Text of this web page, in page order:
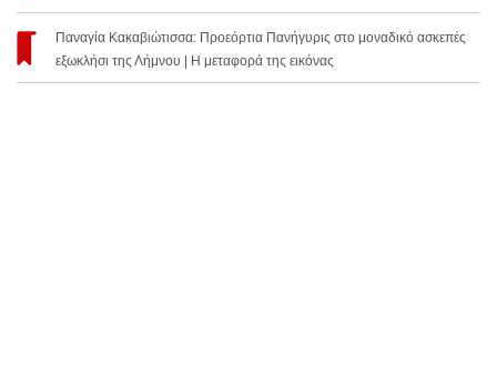
Παναγία Κακαβιώτισσα: Προεόρτια Πανήγυρις στο μοναδικό ασκεπές
εξωκλήσι της Λήμνου | Η μεταφορά της εικόνας